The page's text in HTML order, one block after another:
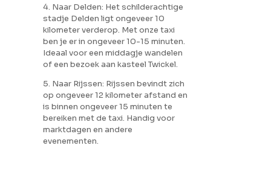
4. Naar Delden: Het schilderachtige
stadje Delden ligt ongeveer 10
kilometer verderop. Met onze taxi
ben je er in ongeveer 10-15 minuten.
Ideaal voor een middagje wandelen
of een bezoek aan kasteel Twickel.
5. Naar Rijssen: Rijssen bevindt zich
op ongeveer 12 kilometer afstand en
is binnen ongeveer 15 minuten te
bereiken met de taxi. Handig voor
marktdagen en andere
evenementen.